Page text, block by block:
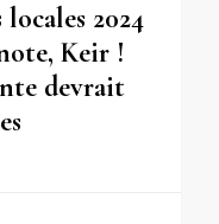
2024
Keir !
devrait